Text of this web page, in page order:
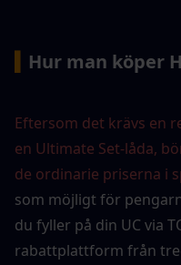
Hur man köper
Eftersom det krävs en
en Ultimate Set-låda,
de ordinarie priserna i
som möjligt för
du fyller på din UC via
rabattplattform från